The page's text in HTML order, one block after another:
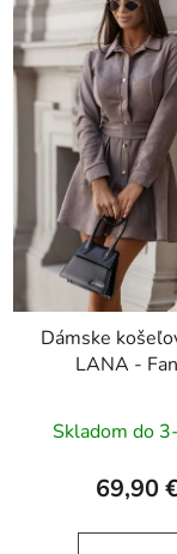
Dámske
LANA -
Skladom do
69,90